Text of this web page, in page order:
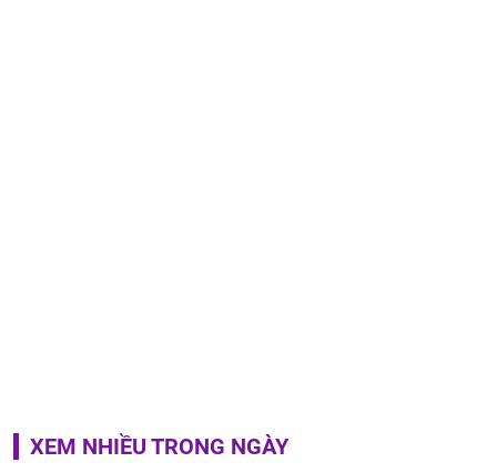
XEM NHIỀU TRONG NGÀY